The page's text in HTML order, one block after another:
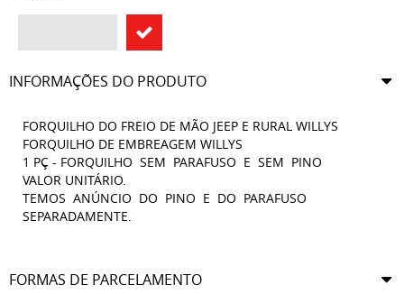
INFORMAÇÕES DO PRODUTO
FORQUILHO DO FREIO DE MÃO JEEP E RURAL WILLYS
FORQUILHO DE EMBREAGEM WILLYS
1 PÇ - FORQUILHO SEM PARAFUSO E SEM PINO
VALOR UNITÁRIO.
TEMOS ANÚNCIO DO PINO E DO PARAFUSO
SEPARADAMENTE.
FORMAS DE PARCELAMENTO